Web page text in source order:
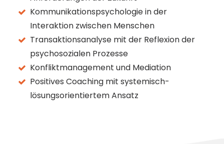
Kommunikationspsychologie in der
Interaktion zwischen Menschen
Transaktionsanalyse mit der Reflexion der
psychosozialen Prozesse
Konfliktmanagement und Mediation
Positives Coaching mit systemisch-
lösungsorientiertem Ansatz